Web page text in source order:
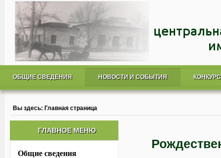
ОБЩИЕ СВЕДЕНИЯ НОВОСТИ И СОБЫТИЯ
Вы здесь: Главная страница
ГЛАВНОЕ МЕНЮ
Общие сведения